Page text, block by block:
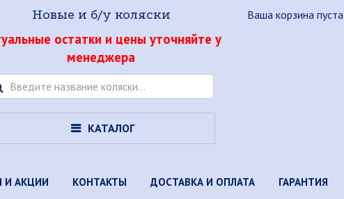
Новые и б/у коляски
остатки и цены уточняйте у
менеджера
КАТАЛОГ
Ваша корзина пуста
И АКЦИИ КОНТАКТЫ ДОСТАВКА И ОПЛАТА ГАРАНТИЯ